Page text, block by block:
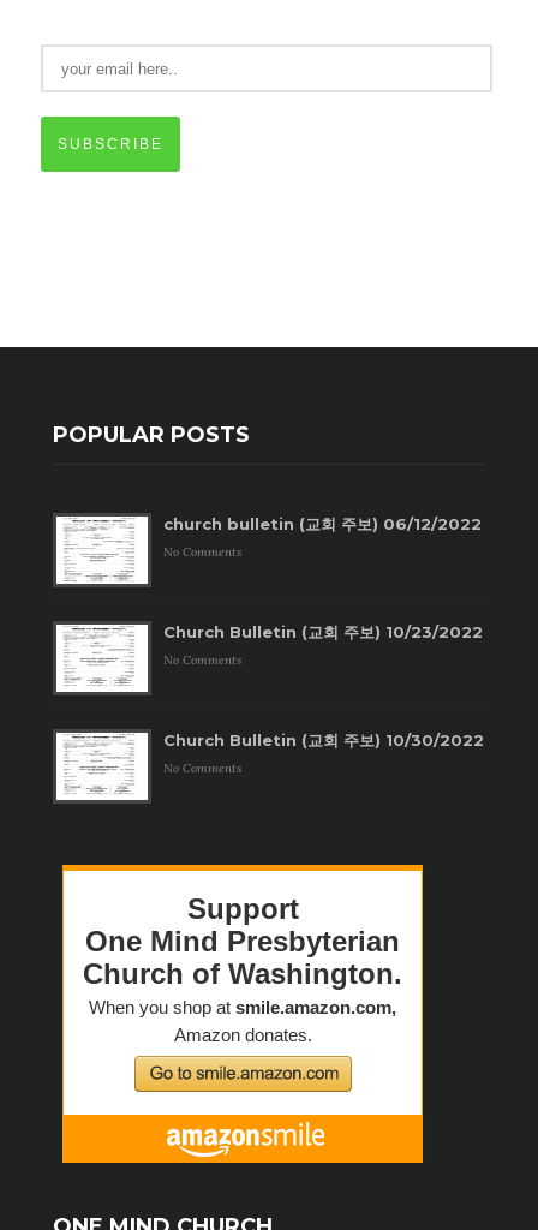
SUBSCRIBE
POPULAR POSTS
church bulletin (교회 주보) 06/12/2022
No Comments
Church Bulletin (교회 주보) 10/23/2022
No Comments
Church Bulletin (교회 주보) 10/30/2022
No Comments